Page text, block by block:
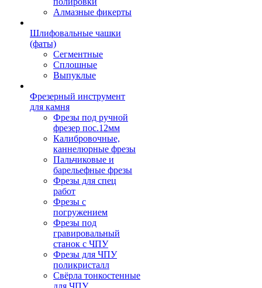
Алмазные фикерты
Шлифовальные чашки
(фаты)
Сегментные
Сплошные
Выпуклые
Фрезерный инструмент
для камня
Фрезы под ручной
фрезер пос.12мм
Калибровочные,
каннелюрные фрезы
Пальчиковые и
барельефные фрезы
Фрезы для спец
работ
Фрезы с
погружением
Фрезы под
гравировальный
станок с ЧПУ
Фрезы для ЧПУ
поликристалл
Свёрла тонкостенные
для ЧПУ